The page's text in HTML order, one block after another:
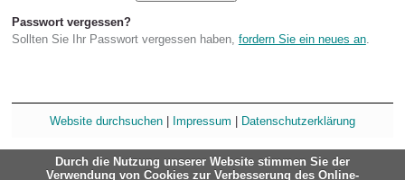
Passwort vergessen?
Sollten Sie Ihr Passwort vergessen haben, fordern Sie ein neues an.
Website durchsuchen | Impressum | Datenschutzerklärung
Durch die Nutzung unserer Website stimmen Sie der
Verwendung von Cookies zur Verbesserung des Online-